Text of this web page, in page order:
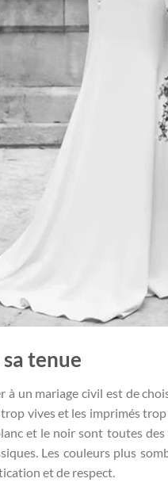
tenue
à un mariage civil est de
vives et les imprimés
et le noir sont toutes
Les couleurs plus
et de respect.